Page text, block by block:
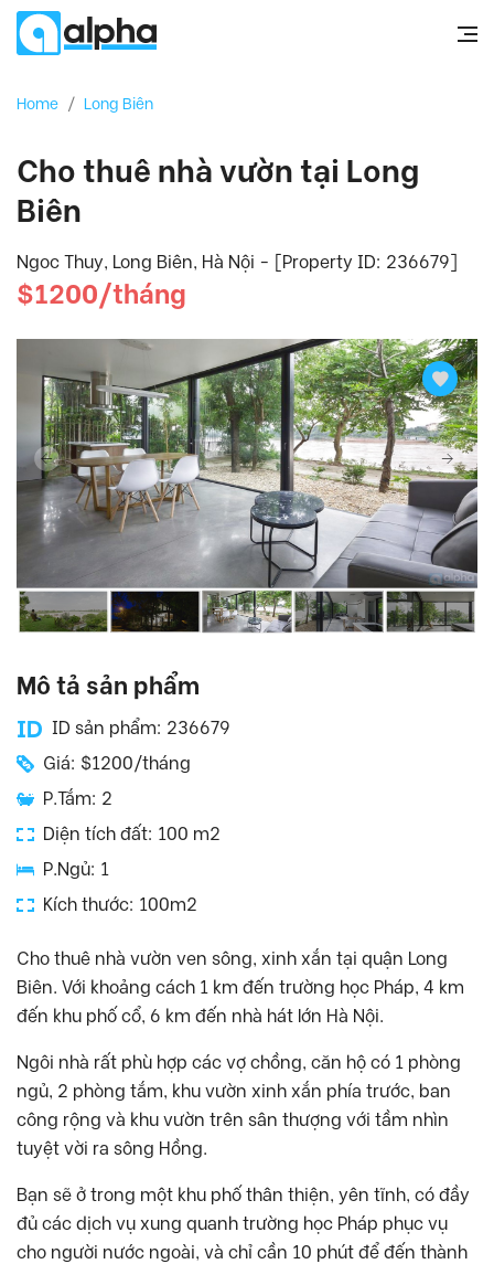
Home / Long Biên
Cho thuê nhà vườn tại Long
Biên
Ngoc Thuy, Long Biên, Hà Nội - [Property ID: 236679]
$1200/tháng
Mô tả sản phẩm
ID sản phẩm: 236679
Giá: $1200/tháng
P.Tắm: 2
Diện tích đất: 100 m2
P.Ngủ: 1
Kích thước: 100m2
Cho thuê nhà vườn ven sông, xinh xắn tại quận Long
Biên. Với khoảng cách 1 km đến trường học Pháp, 4 km
đến khu phố cổ, 6 km đến nhà hát lớn Hà Nội.
Ngôi nhà rất phù hợp các vợ chồng, căn hộ có 1 phòng
ngủ, 2 phòng tắm, khu vườn xinh xắn phía trước, ban
công rộng và khu vườn trên sân thượng với tầm nhìn
tuyệt vời ra sông Hồng.
Bạn sẽ ở trong một khu phố thân thiện, yên tĩnh, có đầy
đủ các dịch vụ xung quanh trường học Pháp phục vụ
cho người nước ngoài, và chỉ cần 10 phút để đến thành